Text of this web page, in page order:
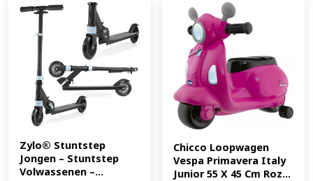
Zylo® Stuntstep
Jongen – Stuntstep
Volwassenen –...
Chicco Loopwagen
Vespa Primavera Italy
Junior 55 X 45 Cm Roz...